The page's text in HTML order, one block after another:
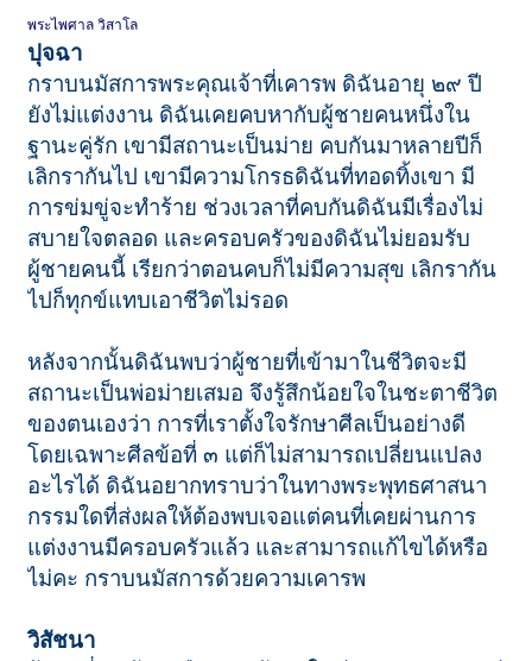
พระไพศาล วิสาโล
ปุจฉา
กราบนมัสการพระคุณเจ้าที่เคารพ ดิฉันอายุ ๒๙ ปี
ยังไม่แต่งงาน ดิฉันเคยคบหากับผู้ชายคนหนึ่งใน
ฐานะคู่รัก เขามีสถานะเป็นม่าย คบกันมาหลายปีก็
เลิกรากันไป เขามีความโกรธดิฉันที่ทอดทิ้งเขา มี
การข่มขู่จะทำร้าย ช่วงเวลาที่คบกันดิฉันมีเรื่องไม่
สบายใจตลอด และครอบครัวของดิฉันไม่ยอมรับ
ผู้ชายคนนี้ เรียกว่าตอนคบก็ไม่มีความสุข เลิกรากัน
ไปก็ทุกข์แทบเอาชีวิตไม่รอด
หลังจากนั้นดิฉันพบว่าผู้ชายที่เข้ามาในชีวิตจะมี
สถานะเป็นพ่อม่ายเสมอ จึงรู้สึกน้อยใจในชะตาชีวิต
ของตนเองว่า การที่เราตั้งใจรักษาศีลเป็นอย่างดี
โดยเฉพาะศีลข้อที่ ๓ แต่ก็ไม่สามารถเปลี่ยนแปลง
อะไรได้ ดิฉันอยากทราบว่าในทางพระพุทธศาสนา
กรรมใดที่ส่งผลให้ต้องพบเจอแต่คนที่เคยผ่านการ
แต่งงานมีครอบครัวแล้ว และสามารถแก้ไขได้หรือ
ไม่คะ กราบนมัสการด้วยความเคารพ
วิสัชนา